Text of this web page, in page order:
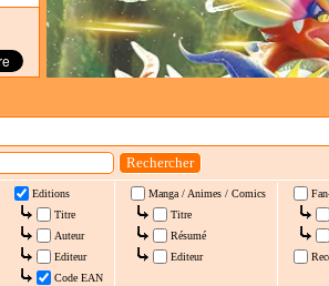
Editions
Titre
Auteur
Editeur
Code EAN
Manga / Animes / Comics
Titre
Résumé
Editeur